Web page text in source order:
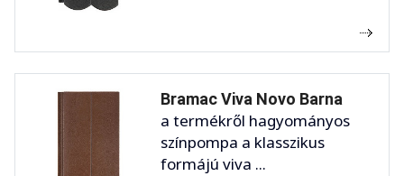
Bramac Viva Novo Barna
a termékről hagyományos
színpompa a klasszikus
formájú viva ...